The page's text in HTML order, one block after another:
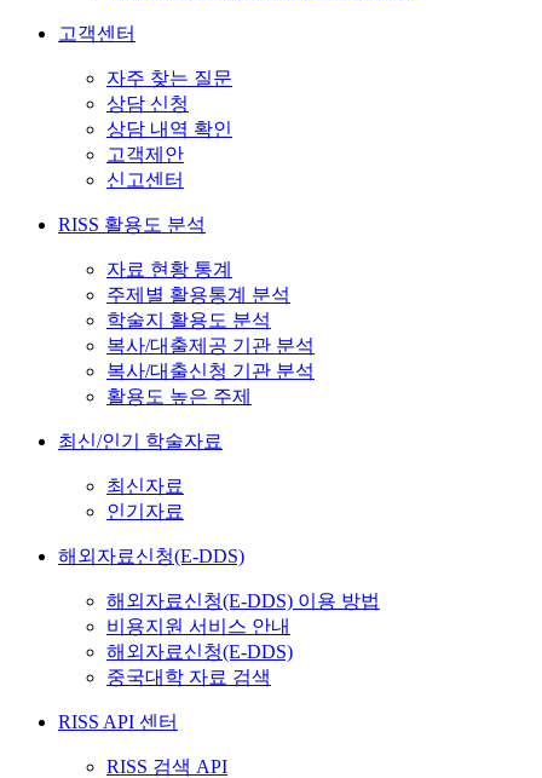
고객센터
자주 찾는 질문
상담 신청
상담 내역 확인
고객제안
신고센터
RISS 활용도 분석
자료 현황 통계
주제별 활용통계 분석
학술지 활용도 분석
복사/대출제공 기관 분석
복사/대출신청 기관 분석
활용도 높은 주제
최신/인기 학술자료
최신자료
인기자료
해외자료신청(E-DDS)
해외자료신청(E-DDS) 이용 방법
비용지원 서비스 안내
해외자료신청(E-DDS)
중국대학 자료 검색
RISS API 센터
RISS 검색 API